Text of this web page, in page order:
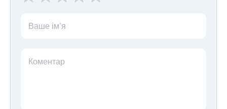
Ваше ім’я
Коментар